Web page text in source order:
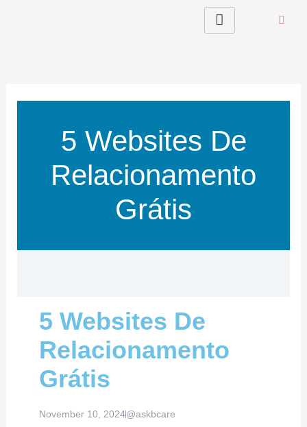
5 Websites De
Relacionamento
Grátis
5 Websites De
Relacionamento
Grátis
November 10, 2024@askbcare